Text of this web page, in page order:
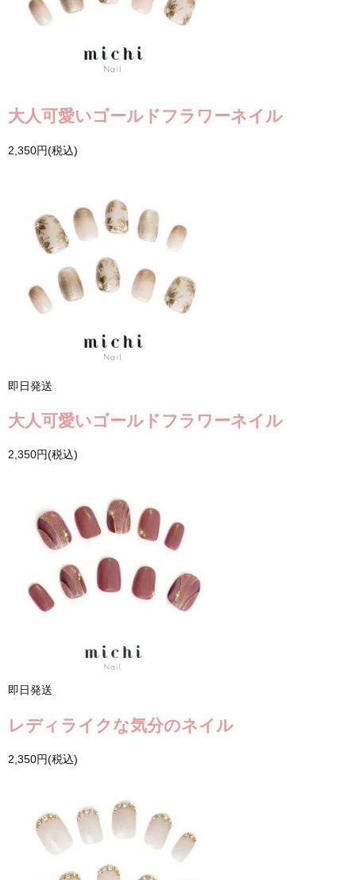
大人可愛いゴールドフラワーネイル
2,350円(税込)
即日発送
大人可愛いゴールドフラワーネイル
2,350円(税込)
即日発送
レディライクな気分のネイル
2,350円(税込)